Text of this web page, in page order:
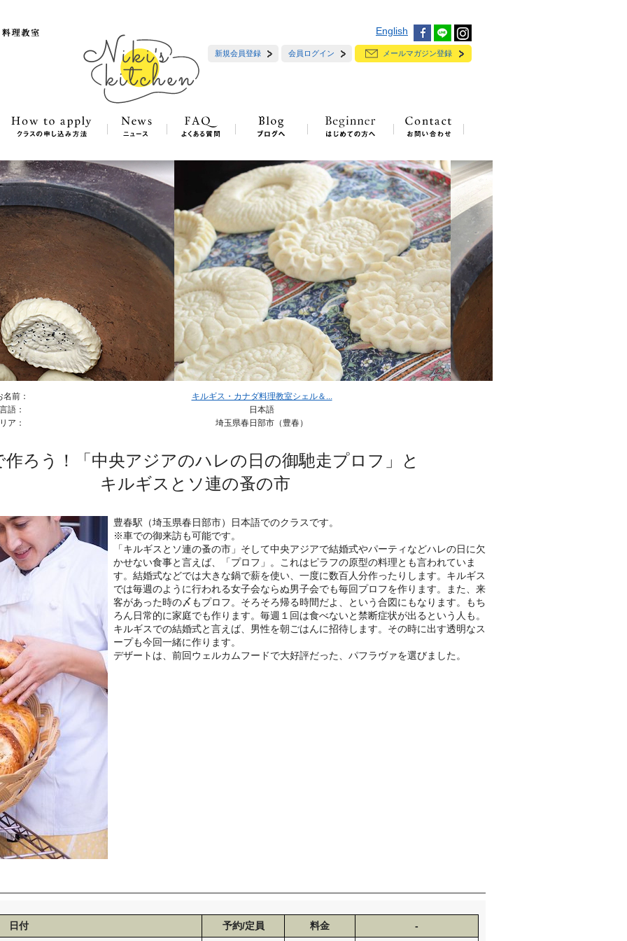
English
新規会員登録 会員ログイン メールマガジン登録
前：
キルギス・カナダ料理教室シェル＆...
語：
日本語
ア：
埼玉県春日部市（豊春）
作ろう！「中央アジアのハレの日の御馳走プロフ」と
キルギスとソ連の蚤の市
豊春駅（埼玉県春日部市）日本語でのクラスです。
※車での御来訪も可能です。
「キルギスとソ連の蚤の市」そして中央アジアで結婚式やパーティなどハレの日に欠
かせない食事と言えば、「プロフ」。これはピラフの原型の料理とも言われていま
す。結婚式などでは大きな鍋で薪を使い、一度に数百人分作ったりします。キルギス
では毎週のように行われる女子会ならぬ男子会でも毎回プロフを作ります。また、来
客があった時の〆もプロフ。そろそろ帰る時間だよ、という合図にもなります。もち
ろん日常的に家庭でも作ります。毎週１回は食べないと禁断症状が出るという人も。
キルギスでの結婚式と言えば、男性を朝ごはんに招待します。その時に出す透明なス
ープも今回一緒に作ります。
デザートは、前回ウェルカムフードで大好評だった、パフラヴァを選びました。
日付 予約/定員 料金 -